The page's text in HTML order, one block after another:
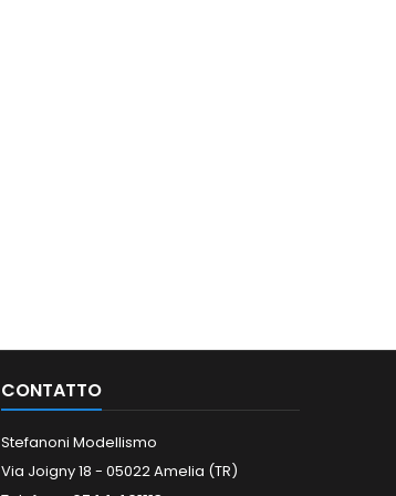
CONTATTO
Stefanoni Modellismo
Via Joigny 18 - 05022 Amelia (TR)